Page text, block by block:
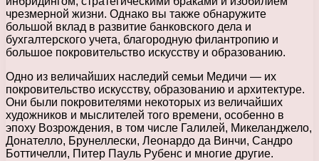
чрезмерной жизни. Однако вы также обнаружите
большой вклад в развитие банковского дела и
бухгалтерского учета, благородную филантропию и
большое покровительство искусству и образованию.
Одно из величайших наследий семьи Медичи — их
покровительство искусству, образованию и архитектуре.
Они были покровителями некоторых из величайших
художников и мыслителей того времени, особенно в
эпоху Возрождения, в том числе Галилей, Микеланджело,
Донателло, Брунеллески, Леонардо да Винчи, Сандро
Боттичелли, Питер Пауль Рубенс и многие другие.